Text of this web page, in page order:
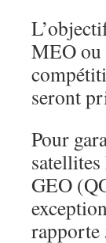
MEO ou
seront
Pour
GEO
rapporte